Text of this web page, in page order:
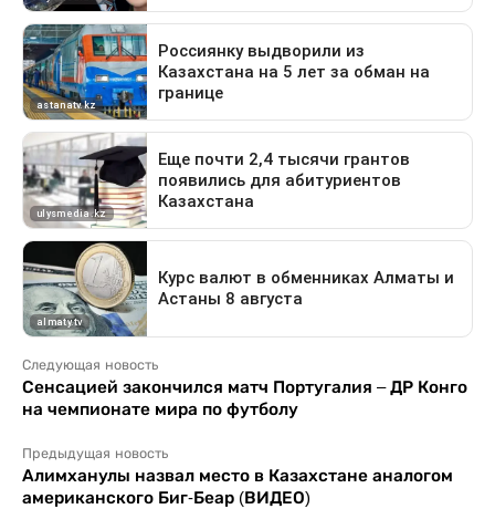
Следующая новость
Сенсацией закончился матч Португалия – ДР Конго
на чемпионате мира по футболу
Предыдущая новость
Алимханулы назвал место в Казахстане аналогом
американского Биг-Беар (ВИДЕО)